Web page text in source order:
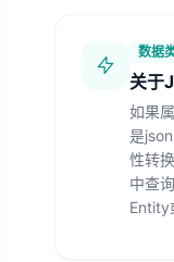
数据
关于
如果
是
性转
中查
Entity